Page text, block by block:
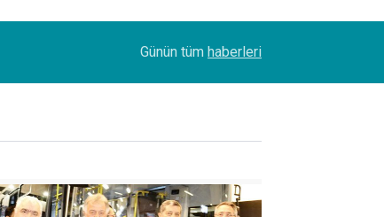
Enver Geçgel Turizm, filosuna 63 Yıldız daha
Günün tüm haberleri